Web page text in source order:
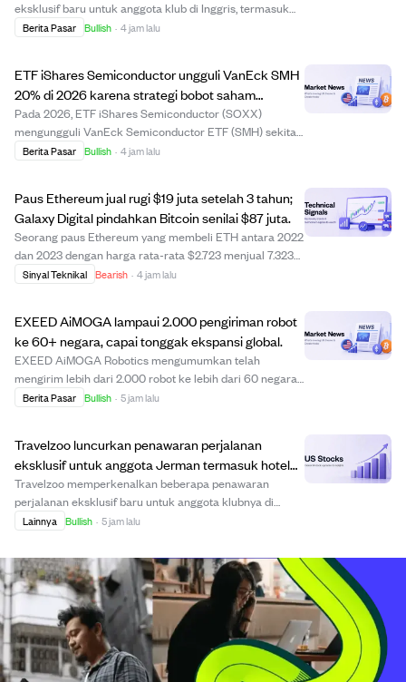
eksklusif baru untuk anggota klub di Inggris, termasuk
menginap dua malam di Cotswolds seharga £115, liburan
Berita Pasar Bullish · 4 jam lalu
ETF iShares Semiconductor ungguli VanEck SMH
20% di 2026 karena strategi bobot saham
berbeda.
Pada 2026, ETF iShares Semiconductor (SOXX)
mengungguli VanEck Semiconductor ETF (SMH) sekitar
20 poin persentase karena bobot saham yang lebih
tersebut...
Berita Pasar Bullish · 4 jam lalu
Paus Ethereum jual rugi $19 juta setelah 3 tahun;
Galaxy Digital pindahkan Bitcoin senilai $87 juta.
Seorang paus Ethereum yang membeli ETH antara 2022
dan 2023 dengan harga rata-rata $2.723 menjual 7.323
ETH pada 8 Agustus, mengalami kerugian lebih dari $19
Sinyal Teknikal Bearish · 4 jam lalu
EXEED AiMOGA lampaui 2.000 pengiriman robot
ke 60+ negara, capai tonggak ekspansi global.
EXEED AiMOGA Robotics mengumumkan telah
mengirim lebih dari 2.000 robot ke lebih dari 60 negara.
Tonggak ini menandai pergeseran dari ekspor produk ke
Berita Pasar Bullish · 5 jam lalu
Travelzoo luncurkan penawaran perjalanan
eksklusif untuk anggota Jerman termasuk hotel
mewah dan vila di Maladewa.
Travelzoo memperkenalkan beberapa penawaran
perjalanan eksklusif baru untuk anggota klubnya di
Jerman, dengan diskon menginap di destinasi unik dan
dengan desain gua di Alpen seharga €349 per orang, h...
Lainnya Bullish · 5 jam lalu